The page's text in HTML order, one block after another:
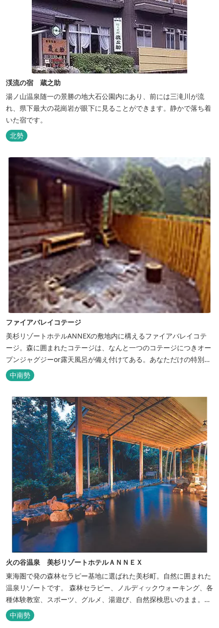
渓流の宿 蔵之助
湯ノ山温泉随一の景勝の地大石公園内にあり、前には三滝川が流
れ、県下最大の花崗岩が眼下に見ることができます。静かで落ち着
いた宿です。
北勢
ファイアバレイコテージ
美杉リゾートホテルANNEXの敷地内に構えるファイアバレイコテ
ージ。森に囲まれたコテージは、なんと一つのコテージにつきオー
プンジャグジーor露天風呂が備え付けてある。あなただけの特別な
時間をお過ごしください。
中南勢
火の谷温泉 美杉リゾートホテルＡＮＮＥＸ
東海圏で発の森林セラピー基地に選ばれた美杉町。自然に囲まれた
温泉リゾートです。 森林セラピー、ノルディックウォーキング、各
種体験教室、スポーツ、グルメ、湯遊び、自然探検思いのまま。思
いきり遊んだ後は温泉でゆったり、のんびり。お料理は和洋バイキ
ングに豪華会席料理。バイキングでは、毎日餅つき、夏は流しそう
中南勢